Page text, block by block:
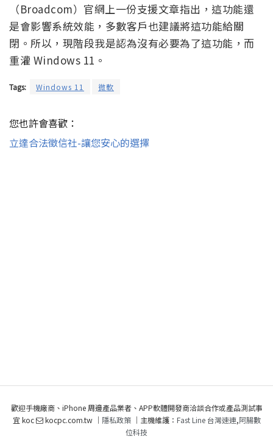
（Broadcom）官網上一份支援文章指出，這功能還
是會影響系統效能，多數客戶也建議將這功能給關
閉。所以，現階段我是認為沒有必要為了這功能，而
重灌 Windows 11。
Tags: Windows 11 微軟
您也許會喜歡：
立達合法徵信社-讓您安心的選擇
歡迎手機廠商、iPhone 周邊產品業者、APP軟體開發商洽談合作或產品測試事
宜 koc
kocpc.com.tw ｜ 隱私政策｜主機維護： Fast Line 台灣速連,阿腸數
位科技